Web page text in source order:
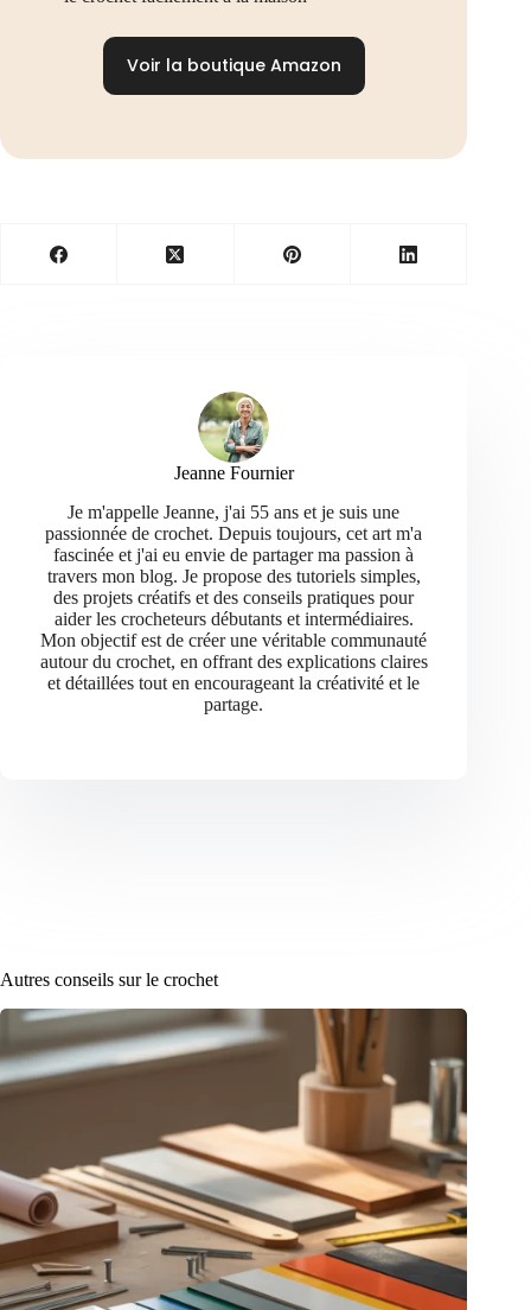
Voir la boutique Amazon
Jeanne Fournier
Je m'appelle Jeanne, j'ai 55 ans et je suis une
passionnée de crochet. Depuis toujours, cet art m'a
fascinée et j'ai eu envie de partager ma passion à
travers mon blog. Je propose des tutoriels simples,
des projets créatifs et des conseils pratiques pour
aider les crocheteurs débutants et intermédiaires.
Mon objectif est de créer une véritable communauté
autour du crochet, en offrant des explications claires
et détaillées tout en encourageant la créativité et le
partage.
Autres conseils sur le crochet